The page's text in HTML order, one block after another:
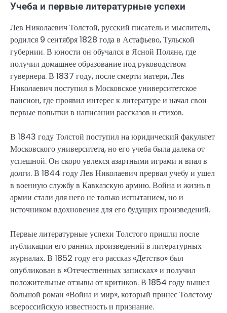
Учеба и первые литературные успехи
Лев Николаевич Толстой, русский писатель и мыслитель,
родился 9 сентября 1828 года в Астафьево, Тульской
губернии. В юности он обучался в Ясной Поляне, где
получил домашнее образование под руководством
гувернера. В 1837 году, после смерти матери, Лев
Николаевич поступил в Московское университетское
пансион, где проявил интерес к литературе и начал свои
первые попытки в написании рассказов и стихов.
В 1843 году Толстой поступил на юридический факультет
Московского университета, но его учеба была далека от
успешной. Он скоро увлекся азартными играми и впал в
долги. В 1844 году Лев Николаевич прервал учебу и ушел
в военную службу в Кавказскую армию. Война и жизнь в
армии стали для него не только испытанием, но и
источником вдохновения для его будущих произведений.
Первые литературные успехи Толстого пришли после
публикации его ранних произведений в литературных
журналах. В 1852 году его рассказ «Детство» был
опубликован в «Отечественных записках» и получил
положительные отзывы от критиков. В 1854 году вышел
большой роман «Война и мир», который принес Толстому
всероссийскую известность и признание.